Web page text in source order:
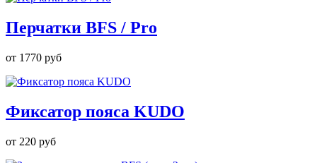
Перчатки BFS / Pro
от 1770 руб
Фиксатор пояса KUDO
от 220 руб